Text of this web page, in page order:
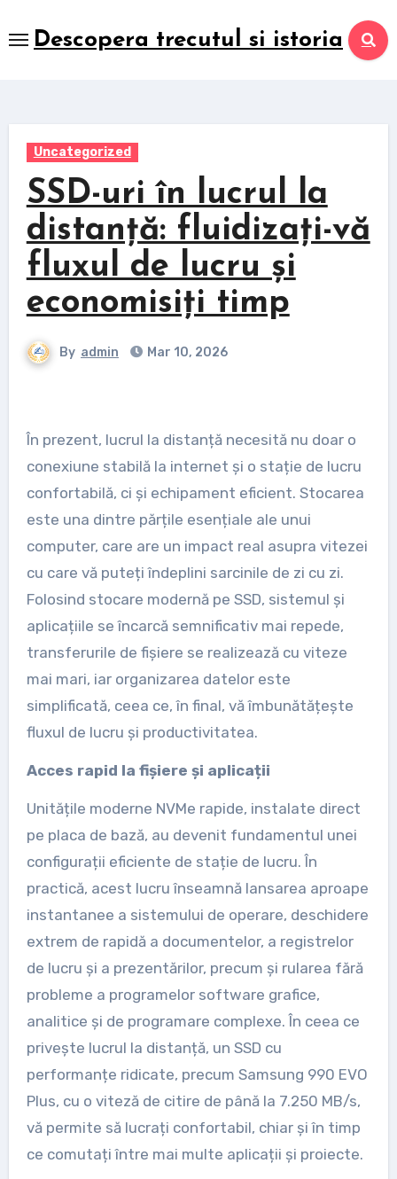
to
Descopera trecutul si istoria
Uncategorized
SSD-uri în lucrul la
distanță: fluidizați-vă
fluxul de lucru și
economisiți timp
By admin Mar 10, 2026
În prezent, lucrul la distanță necesită nu doar o
conexiune stabilă la internet și o stație de lucru
confortabilă, ci și echipament eficient. Stocarea
este una dintre părțile esențiale ale unui
computer, care are un impact real asupra vitezei
cu care vă puteți îndeplini sarcinile de zi cu zi.
Folosind stocare modernă pe SSD, sistemul și
aplicațiile se încarcă semnificativ mai repede,
transferurile de fișiere se realizează cu viteze
mai mari, iar organizarea datelor este
simplificată, ceea ce, în final, vă îmbunătățește
fluxul de lucru și productivitatea.
Acces rapid la fișiere și aplicații
Unitățile moderne NVMe rapide, instalate direct
pe placa de bază, au devenit fundamentul unei
configurații eficiente de stație de lucru. În
practică, acest lucru înseamnă lansarea aproape
instantanee a sistemului de operare, deschidere
extrem de rapidă a documentelor, a registrelor
de lucru și a prezentărilor, precum și rularea fără
probleme a programelor software grafice,
analitice și de programare complexe. În ceea ce
privește lucrul la distanță, un SSD cu
performanțe ridicate, precum Samsung 990 EVO
Plus, cu o viteză de citire de până la 7.250 MB/s,
vă permite să lucrați confortabil, chiar și în timp
ce comutați între mai multe aplicații și proiecte.